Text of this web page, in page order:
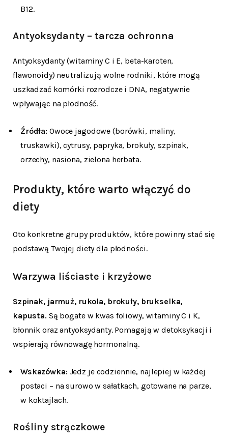
B12.
Antyoksydanty – tarcza ochronna
Antyoksydanty (witaminy C i E, beta-karoten,
flawonoidy) neutralizują wolne rodniki, które mogą
uszkadzać komórki rozrodcze i DNA, negatywnie
wpływając na płodność.
Źródła: Owoce jagodowe (borówki, maliny,
truskawki), cytrusy, papryka, brokuły, szpinak,
orzechy, nasiona, zielona herbata.
Produkty, które warto włączyć do
diety
Oto konkretne grupy produktów, które powinny stać się
podstawą Twojej diety dla płodności.
Warzywa liściaste i krzyżowe
Szpinak, jarmuż, rukola, brokuły, brukselka,
kapusta. Są bogate w kwas foliowy, witaminy C i K,
błonnik oraz antyoksydanty. Pomagają w detoksykacji i
wspierają równowagę hormonalną.
Wskazówka: Jedz je codziennie, najlepiej w każdej
postaci – na surowo w sałatkach, gotowane na parze,
w koktajlach.
Rośliny strączkowe